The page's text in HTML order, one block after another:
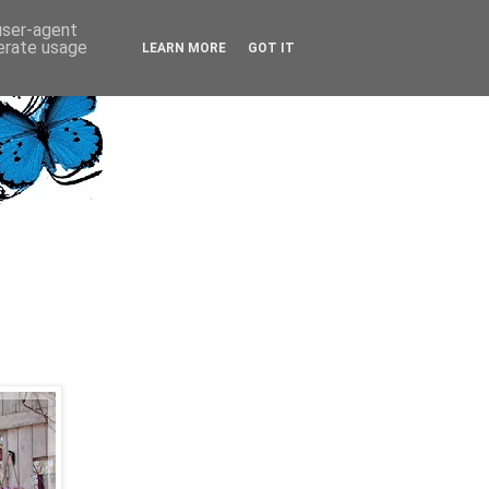
agent
usage
LEARN MORE GOT IT